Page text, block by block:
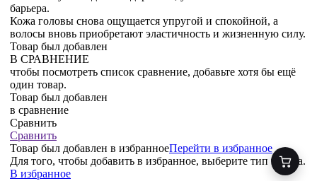
барьера.
Кожа головы снова ощущается упругой и спокойной, а
волосы вновь приобретают эластичность и жизненную силу.
Товар был добавлен
В СРАВНЕНИЕ
чтобы посмотреть список сравнение, добавьте хотя бы ещё
один товар.
Товар был добавлен
в сравнение
Сравнить
Сравнить
Товар был добавлен в избранноеПерейти в избранное
Для того, чтобы добавить в избранное, выберите тип товара.
В избранное